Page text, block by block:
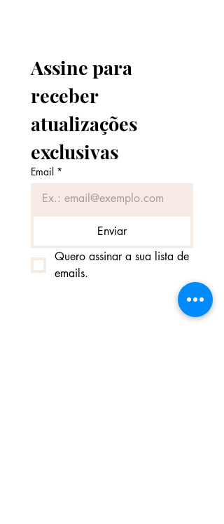
Assine para
receber
atualizações
exclusivas
Email *
Enviar
Quero assinar a sua lista de
emails.